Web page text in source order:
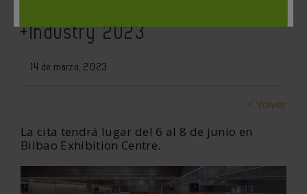
+Industry 2023
14 de marzo, 2023
< Volver
La cita tendrá lugar del 6 al 8 de junio en
Bilbao Exhibition Centre.